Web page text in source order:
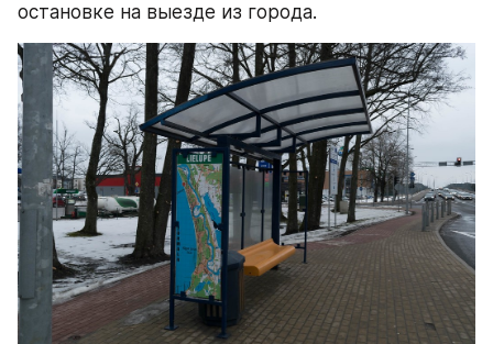
остановке на выезде из города.